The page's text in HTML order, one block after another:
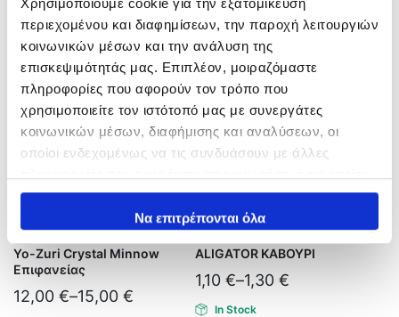
Χρησιμοποιούμε cookie για την εξατομίκευση
περιεχομένου και διαφημίσεων, την παροχή λειτουργιών
κοινωνικών μέσων και την ανάλυση της
επισκεψιμότητάς μας. Επιπλέον, μοιραζόμαστε
πληροφορίες που αφορούν τον τρόπο που
χρησιμοποιείτε τον ιστότοπό μας με συνεργάτες
κοινωνικών μέσων, διαφήμισης και αναλύσεων, οι
οποίοι ενδεχομένως να τις συνδυάσουν με άλλες
έχουν συλλέξει σε σχέση με την από μέρους σας χρήση
των υπηρεσιών τους.Να επιτρέπονται όλα
Επιλογή
Yo-Zuri Crystal Minnow
Επιφανείας
12,00 €–15,00 €
ALIGATOR ΚΑΒΟΥΡΙ
1,10 €–1,30 €
In Stock